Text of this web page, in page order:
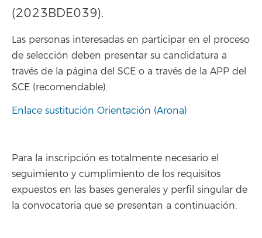
(2023BDE039).
Las personas interesadas en participar en el proceso
de selección deben presentar su candidatura a
través de la página del SCE o a través de la APP del
SCE (recomendable).
Enlace sustitución Orientación (Arona)
Para la inscripción es totalmente necesario el
seguimiento y cumplimiento de los requisitos
expuestos en las bases generales y perfil singular de
la convocatoria que se presentan a continuación: